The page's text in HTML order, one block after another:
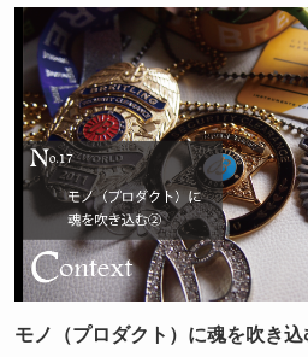
モノ（プロダクト）に魂を吹き